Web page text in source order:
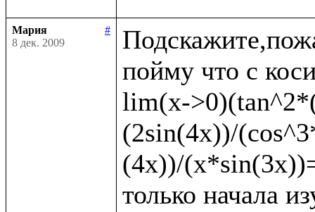
Мария
#
8 дек. 2009
пойму что с
lim(x-
(2sin(4x))/
(4x))/
только начала